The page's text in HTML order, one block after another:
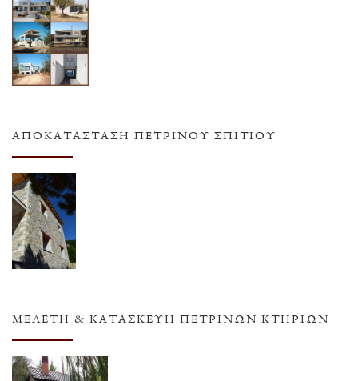
ΑΠΟΚΑΤΆΣΤΑΣΗ ΠΈΤΡΙΝΟΥ ΣΠΙΤΙΟΎ
ΜΕΛΈΤΗ & ΚΑΤΑΣΚΕΥΉ ΠΈΤΡΙΝΩΝ ΚΤΗΡΊΩΝ